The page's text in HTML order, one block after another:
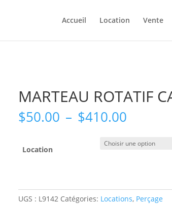
Accueil Location Vente
MARTEAU ROTATIF
$50.00 – $410.00Plage
prix :
$50.00
Location
UGS : L9142 Catégories: Locations, Perçage